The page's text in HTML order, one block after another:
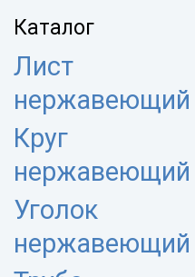
Каталог
Лист
нержавеющий
Круг
нержавеющий
Уголок
нержавеющий